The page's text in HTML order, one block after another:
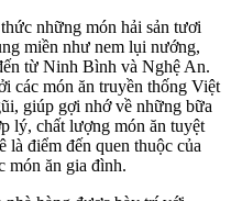
những món hải sản tươi
miền như nem lụi nướng,
từ Ninh Bình và Nghệ An.
các món ăn truyền thống Việt
giúp gợi nhớ về những bữa
lý, chất lượng món ăn tuyệt
điểm đến quen thuộc của
món ăn gia đình.